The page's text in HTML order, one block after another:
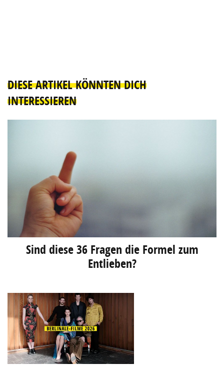
DIESE ARTIKEL KÖNNTEN DICH
INTERESSIEREN
Sind diese 36 Fragen die Formel zum
Entlieben?